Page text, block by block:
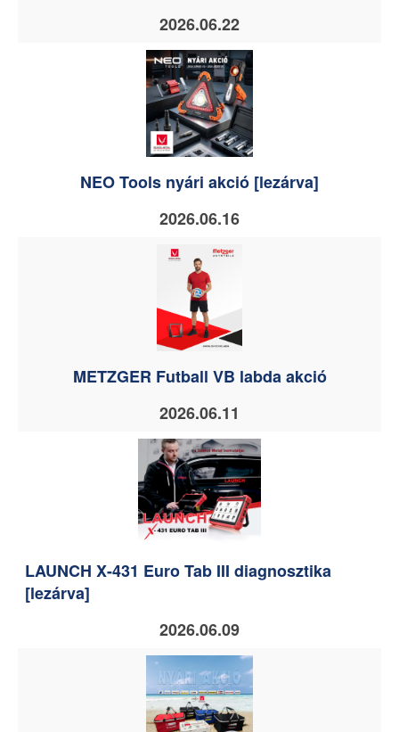
2026.06.22
NEO Tools nyári akció [lezárva]
2026.06.16
METZGER Futball VB labda akció
2026.06.11
LAUNCH X-431 Euro Tab III diagnosztika
[lezárva]
2026.06.09